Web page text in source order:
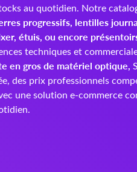
au quotidien. Notre
progressifs, lentilles
étuis, ou encore
techniques et
en gros de matériel optique,
des prix professionnels
une solution e-commerce